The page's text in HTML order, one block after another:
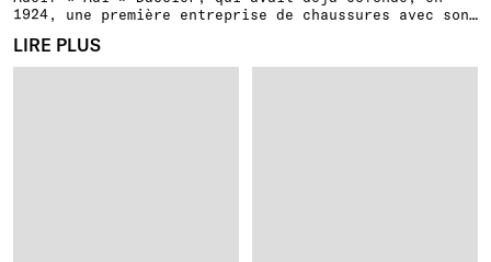
1924, une première entreprise de chaussures avec son
son esprit novateur et son engagement envers la
performance sportive. Aujourd’hui, Adidas ne cesse de
LIRE PLUS